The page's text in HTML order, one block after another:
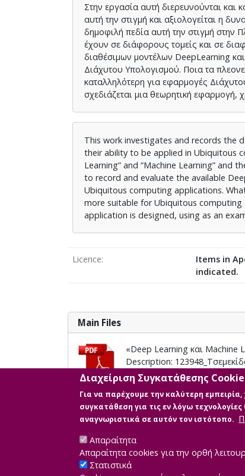
Στην εργασία αυτή διερευνούνται και
αυτή την στιγμή και αξιολογείται η
δημοφιλή πεδία αυτή την στιγμή στην
έχουν σε διάφορους τομείς και σε
διαθέσιμων μοντέλων DeepLearning
Διάχυτου Υπολογισμού. Ποια τα
καταλληλότερη για εφαρμογές
σχεδιάζεται μια θεωρητική
This work investigates and records the
their ability to be applied in Ubiquitous
Learning” and “Machine Learning” and
to record and evaluate the available
Ubiquitous computing applications.
more suitable for Ubiquitous
application is designed, using as an
Licence
Items in
indicated.
Main Files
«Deep Learning και Machine
Description:
Info: Διπλωματική Εργασία
Size: 11.5 MB
Διαχείριση Συγκατάθεσης
Για να παρέχουμε την καλύτερη
συγκατάθεση για τις εν λόγω
αναγνωριστικά σε αυτόν τον ιστότοπο.
Απαραίτητα
Απαραίτητα cookies για την ορθή
Στατιστικά